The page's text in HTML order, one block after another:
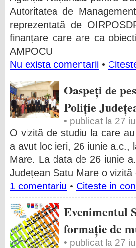
Autoritatea de
reprezentată de
finanțare care are ca
AMPOCU
Nu exista comentarii •
Oaspeți de
Poliție
• publicat la 27
O vizită de studiu la care
a avut loc ieri, 26 iunie a.c.,
Mare. La data de 26 iunie
Județean Satu Mare o vizită
1 comentariu • Citeste in
Evenimentul
formație de
• publicat la 27